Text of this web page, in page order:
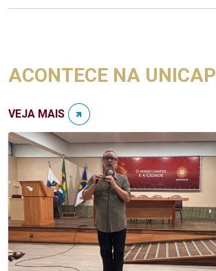
ACONTECE NA UNICAP
VEJA MAIS